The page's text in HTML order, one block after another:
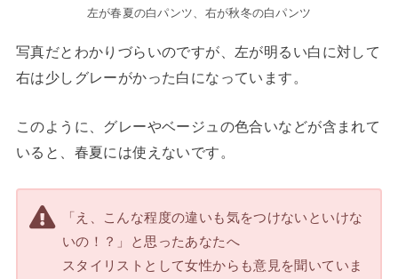
左が春夏の白パンツ、右が秋冬の白パンツ
写真だとわかりづらいのですが、左が明るい白に対して
右は少しグレーがかった白になっています。
このように、グレーやベージュの色合いなどが含まれて
いると、春夏には使えないです。
「え、こんな程度の違いも気をつけないといけな
いの！？」と思ったあなたへ
スタイリストとして女性からも意見を聞いていま